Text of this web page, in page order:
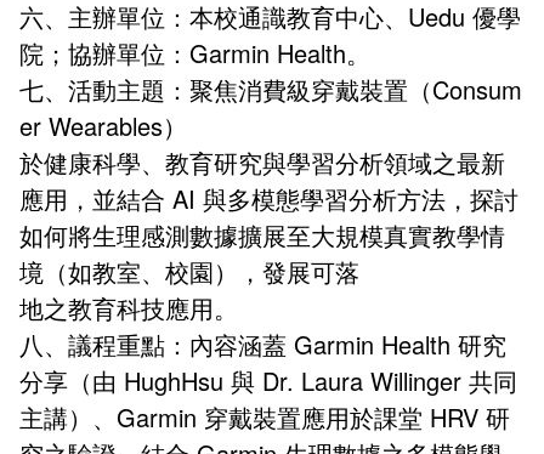
六、主辦單位：本校通識教育中心、Uedu 優學
院；協辦單位： Garmin Health。
七、活動主題：聚焦消費級穿戴裝置（Consum
er Wearables）
於健康科學、教育研究與學習分析領域之最新
應用，並結合 AI 與多模態學習分析方法，探討
如何將生理感測數據擴展至大規模真實教學情
境（如教室、校園），發展可落
地之教育科技應用。
八、議程重點：內容涵蓋 Garmin Health 研究
分享（由 HughHsu 與 Dr. Laura Willinger 共同
主講）、Garmin 穿戴裝置應用於課堂 HRV 研